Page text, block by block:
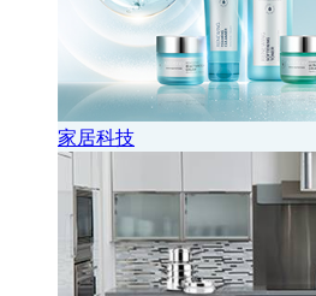
家居科技